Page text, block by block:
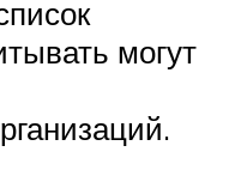
могут